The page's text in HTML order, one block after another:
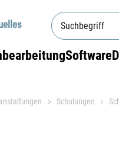
Software
Schulungen